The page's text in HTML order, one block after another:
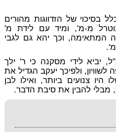
בסיכוי של הזדווגות מהורים
מ-מ', ומיד עם לידת מ'
המתאימה, וכך יהא גם לגבי
יביא לידי מסקנה כי ר' ילך
לשוויון, ולפיכך יעקב הגדיל את
צנועים ביותר, ואילו לבן
מבלי להבין את סיבת הדבר.